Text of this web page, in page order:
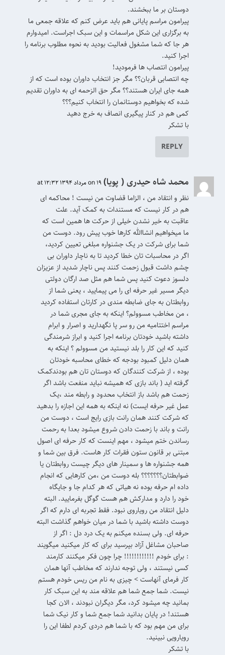
دوستان بر ما ببخشند.
پیرامون مراسم پایانی هم باید عرض کنم که علاقه جمعی ما
به برگزاری این شکل مراسمات و این سبک اجراست. امیدوارم
هر جا که شما مشغول فعالیت بودید به نحوه مطلوب برنامه را
اجرا کنید.
پیرامون انتصاب ها فرمودید!
چه انتصابی قربان؟؟ مگر جز انتخاب داوران بوده است که از
همه جای ایران هستند؟؟ مگر حق الزحمه ای به داوران تقدیم
شده که بخواهیم دوستانمان را انتخاب کنیم؟؟؟
کمی هم در کنار پیگیری انصاف به خرج دهید
با تشکر
REPLY
محمد شاه حیدری ( پویا) on 19 مرداد 1394 at 12:32
نظر و انتقاد من ، الزاما قضاوت من نیست ! محاکمه ای
هم در کار نیست که مستندات به کمک آید. علت
عاقبت به خیر نشدن خیلی از حرکت ها همین است که
ما میخواهیم انشاالله کارها خوب پیش رود. دوست من
شما برای شرکت در یک جشنواره مبلغی تعیین کردید،
اگر در محاسبات تان خطا کردید تا به ناچار داوران بی
چشم داشت قبول زحمت کنند پس ناچار شدید از عزیزان
دلسوز دعوت کنید پس شما هم مثل صد ارگان دولتی
دیگر مسیر غیر حرفه ای را می پیمایید ، یعنی شما از
روابطتان به جای ضابطه مندی در کارتان استفاده کردید
، من مخاطب مسوولم؟ اینکه به جای مجری شما در
مراسم اختتامیه من رو سر پا نگهدارید و اصرار و ابرام
داشته باشید خودتان برنامه اجرا کنید و ابراز شرمندگی
کنید که این کار را بلد نیستید من مسوولم ؟ اینکه به
همان دلیل کمبود بودجه که خطای محاسبه خودتان
بوده ، از شرکت کنندگان که دوستان تان هم بودندکمک
گرفته اید ( باند بازی که همیشه نباید منفعت باشد اگر
زحمت هم باشد باز انتخاب محدود و رابطه مند ،یک
عمل غیر حرفه ایست) نه اینکه به همه این اجازه را بدهید
که شرکت کنند همان رانت بازی رایج است ، دوست من
رانت و باند با زحمت دادن شروع میشود بعدا به رحمت
رساندن ختم میشود ، مهم اینست که کار حرفه ای اصول
مبتنی بر قانون ستون فقرات کار هاست. فرق بین شما و
همه جشنواره ها و سمینار های دیگر چیست روابطتان یا
ضوابطتان؟؟؟؟؟؟؟ بله دوست من ،من کارهایی که انجام
داده ام حرفه بوده نه هیاتی که هر کدام جا و جایگاه
خود را دارد و مدارکش هم هست گوگل بفرمایید. البته
دلیل انتقاد من رویاروی نبود. فقط تجربه ای دارم که اگر
دوست داشته باشید با شما در میان خواهم گذاشت البته
حرفه ای. ولی بسنده میکنم به یک درد دل : اگر از
صاحبان مشاغل آزاد بپرسید برای که کار میکنید میگویند
: برای خودم !!!!!!!!!!!! چرا چون فکر میکنند کارمند
کسی نیستند ، ولی توجه ندارند که مخاطب آنها همان
کار فرمای آنهاست > چیزی به نام من ریس خودم هستم
نیست. شما جمع شما هم علاقه مند به این سبک کار
بمانید چه میشود کرد، مگر دیگران نبودند ، الان کجا
هستند! در پایان بدانید شما جمع شما و کار نیک شما
برای من مهم بود که با شما هم دردی کردم لطفا این را
رویارویی نبینید.
با تشکر